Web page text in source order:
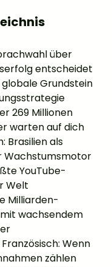
über
entscheidet
globale Grundstein
269 Millionen
warten auf dich
Brasilien als
YouTube-
Welt
Milliarden-
wachsendem
Wenn
zählen